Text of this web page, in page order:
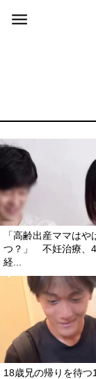
「高齢出産ママはや
つ？」 不妊治療、
経...
18歳兄の帰りを待つ